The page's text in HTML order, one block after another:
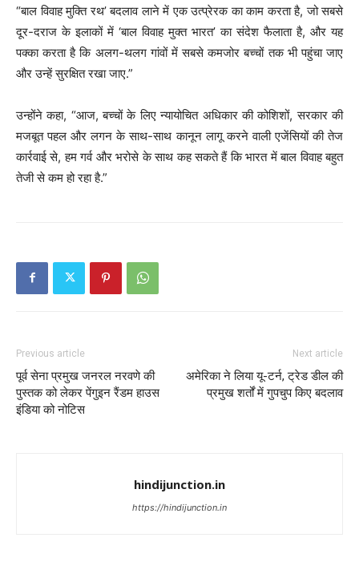
“बाल विवाह मुक्ति रथ’ बदलाव लाने में एक उत्प्रेरक का काम करता है, जो सबसे
दूर-दराज के इलाकों में ‘बाल विवाह मुक्त भारत’ का संदेश फैलाता है, और यह
पक्का करता है कि अलग-थलग गांवों में सबसे कमजोर बच्चों तक भी पहुंचा जाए
और उन्हें सुरक्षित रखा जाए.”
उन्होंने कहा, “आज, बच्चों के लिए न्यायोचित अधिकार की कोशिशों, सरकार की
मजबूत पहल और लगन के साथ-साथ कानून लागू करने वाली एजेंसियों की तेज
कार्रवाई से, हम गर्व और भरोसे के साथ कह सकते हैं कि भारत में बाल विवाह बहुत
तेजी से कम हो रहा है.”
Previous article
पूर्व सेना प्रमुख जनरल नरवणे की
पुस्तक को लेकर पेंगुइन रैंडम हाउस
इंडिया को नोटिस
Next article
अमेरिका ने लिया यू-टर्न, ट्रेड डील की
प्रमुख शर्तों में गुपचुप किए बदलाव
hindijunction.in
https://hindijunction.in